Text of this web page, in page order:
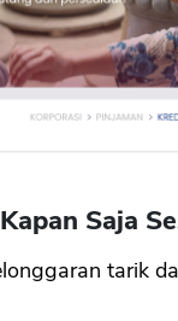
Saja
tarik